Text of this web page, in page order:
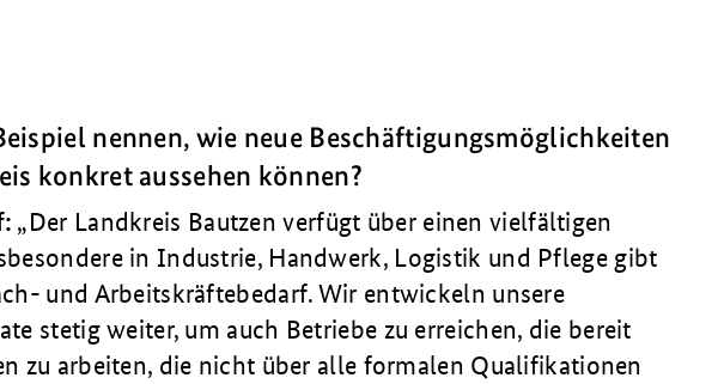
nennen, wie neue Beschäftigungsmöglichkeiten
konkret aussehen können?
Der Landkreis Bautzen verfügt über einen vielfältigen
in Industrie, Handwerk, Logistik und Pflege gibt
und Arbeitskräftebedarf. Wir entwickeln unsere
stetig weiter, um auch Betriebe zu erreichen, die bereit
zu arbeiten, die nicht über alle formalen Qualifikationen